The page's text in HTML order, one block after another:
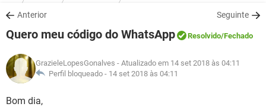
OUTLOOK
INSTAGRAM GMAIL
GUIA DE COMPRAS
JOGOS
INSTAGRAM GMAIL
GUIA DE COMPRAS
DOWNLOADS
JOGOS WHATSAPP
CELULAR
OUTLOOK EXCEL
INSTAGRAM
FÓRUM
JOGOS WHATSAPP
CELULAR
OUTLOOK
GLOSSÁRIO
JOGOS
Anterior Seguinte
Quero meu código do WhatsApp Resolvido/Fechado
GrazieleLopesGonalves - Atualizado em 14 set 2018 às 04:11
Perfil bloqueado - 14 set 2018 às 04:11
Bom dia,